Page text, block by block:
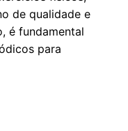
de qualidade e
é fundamental
para